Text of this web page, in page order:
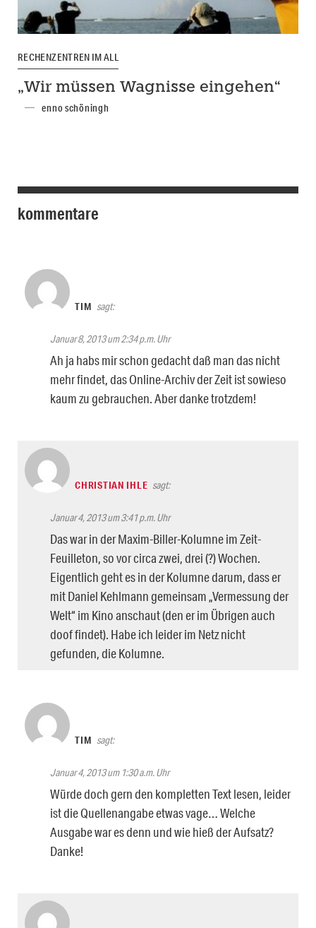
RECHENZENTREN IM ALL
„Wir müssen Wagnisse eingehen“
enno schöningh
kommentare
TIM sagt:
Januar 8, 2013 um 2:34 p.m. Uhr
Ah ja habs mir schon gedacht daß man das nicht
mehr findet, das Online-Archiv der Zeit ist sowieso
kaum zu gebrauchen. Aber danke trotzdem!
CHRISTIAN IHLE sagt:
Januar 4, 2013 um 3:41 p.m. Uhr
Das war in der Maxim-Biller-Kolumne im Zeit-
Feuilleton, so vor circa zwei, drei (?) Wochen.
Eigentlich geht es in der Kolumne darum, dass er
mit Daniel Kehlmann gemeinsam „Vermessung der
Welt“ im Kino anschaut (den er im Übrigen auch
doof findet). Habe ich leider im Netz nicht
gefunden, die Kolumne.
TIM sagt:
Januar 4, 2013 um 1:30 a.m. Uhr
Würde doch gern den kompletten Text lesen, leider
ist die Quellenangabe etwas vage… Welche
Ausgabe war es denn und wie hieß der Aufsatz?
Danke!